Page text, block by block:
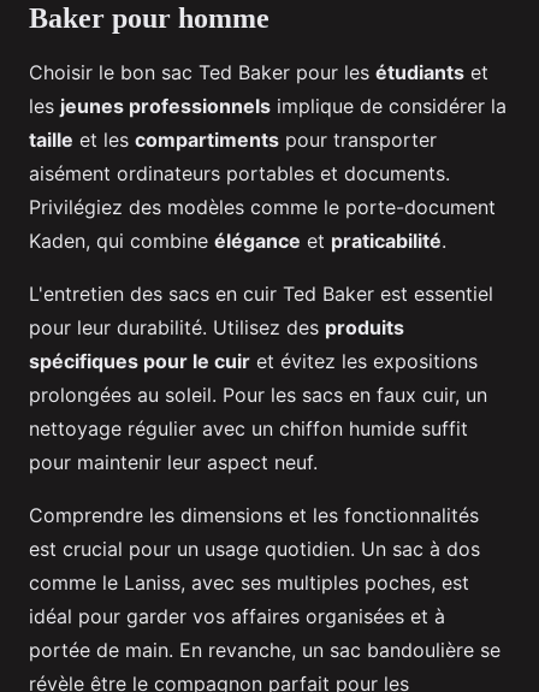
Baker pour homme
Choisir le bon sac Ted Baker pour les étudiants et
les jeunes professionnels implique de considérer la
taille et les compartiments pour transporter
aisément ordinateurs portables et documents.
Privilégiez des modèles comme le porte-document
Kaden, qui combine élégance et praticabilité.
L'entretien des sacs en cuir Ted Baker est essentiel
pour leur durabilité. Utilisez des produits
spécifiques pour le cuir et évitez les expositions
prolongées au soleil. Pour les sacs en faux cuir, un
nettoyage régulier avec un chiffon humide suffit
pour maintenir leur aspect neuf.
Comprendre les dimensions et les fonctionnalités
est crucial pour un usage quotidien. Un sac à dos
comme le Laniss, avec ses multiples poches, est
idéal pour garder vos affaires organisées et à
portée de main. En revanche, un sac bandoulière se
révèle être le compagnon parfait pour les